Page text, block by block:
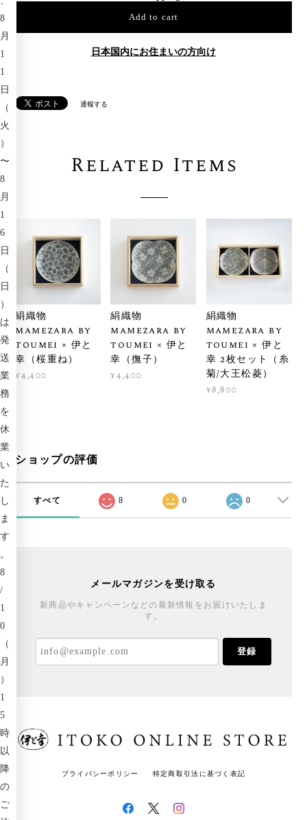
Add to cart
日本国内にお住まいの方向け
通報する
Related Items
絹織物
mamezara by
toumei × 伊と
幸（桜重ね）
¥4,400
絹織物
mamezara by
toumei × 伊と
幸（撫子）
¥4,400
絹織物
mamezara by
toumei × 伊と
幸 2枚セット（糸
菊/大王松菱）
¥8,800
ショップの評価
すべて 8 0 0
メールマガジンを受け取る
新商品やキャンペーンなどの最新情報をお届けいたしま
す。
登録
プライバシーポリシー 特定商取引法に基づく表記
8
月
1
1
日
（
火
）
〜
8
月
1
6
日
（
日
）
は
発
送
業
務
を
休
業
い
た
し
ま
す
。
8
/
1
0
（
月
）
1
5
時
以
降
の
ご